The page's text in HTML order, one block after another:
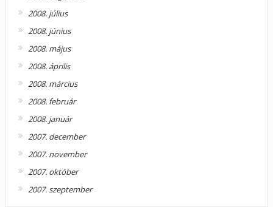
2008. július
2008. június
2008. május
2008. április
2008. március
2008. február
2008. január
2007. december
2007. november
2007. október
2007. szeptember